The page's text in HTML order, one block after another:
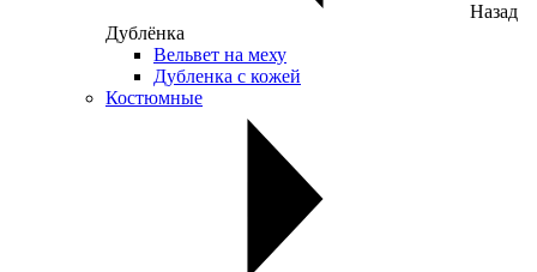
Назад
Дублёнка
Вельвет на меху
Дубленка с кожей
Костюмные